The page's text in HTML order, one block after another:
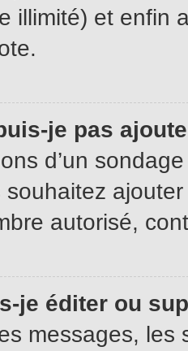
illimité) et enfin
je pas
d’un
autorisé,
je éditer ou
messages,